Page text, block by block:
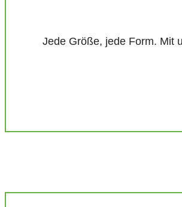
Jede Größe, jede Form. Mit